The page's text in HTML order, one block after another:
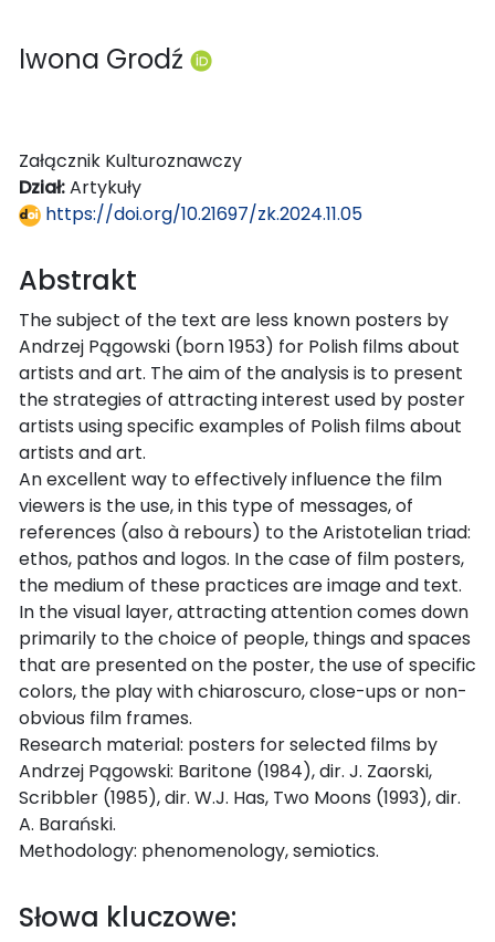
Iwona Grodź
Załącznik Kulturoznawczy
Dział:Artykuły
https://doi.org/10.21697/zk.2024.11.05
Abstrakt
The subject of the text are less known posters by
Andrzej Pągowski (born 1953) for Polish films about
artists and art. The aim of the analysis is to present
the strategies of attracting interest used by poster
artists using specific examples of Polish films about
artists and art.
An excellent way to effectively influence the film
viewers is the use, in this type of messages, of
references (also à rebours) to the Aristotelian triad:
ethos, pathos and logos. In the case of film posters,
the medium of these practices are image and text.
In the visual layer, attracting attention comes down
primarily to the choice of people, things and spaces
that are presented on the poster, the use of specific
colors, the play with chiaroscuro, close-ups or non-
obvious film frames.
Research material: posters for selected films by
Andrzej Pągowski: Baritone (1984), dir. J. Zaorski,
Scribbler (1985), dir. W.J. Has, Two Moons (1993), dir.
A. Barański.
Methodology: phenomenology, semiotics.
Słowa kluczowe: